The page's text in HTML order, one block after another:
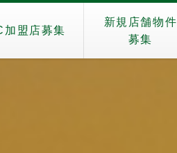
加盟店募集
新規店舗物件
募集